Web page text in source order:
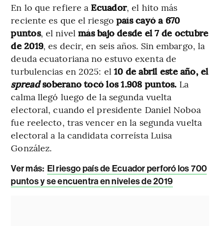
En lo que refiere a Ecuador, el hito más
reciente es que el riesgo país cayó a 670
puntos, el nivel más bajo desde el 7 de octubre
de 2019, es decir, en seis años. Sin embargo, la
deuda ecuatoriana no estuvo exenta de
turbulencias en 2025: el 10 de abril este año, el
spreadsoberano tocó los 1.908 puntos. La
calma llegó luego de la segunda vuelta
electoral, cuando el presidente Daniel Noboa
fue reelecto, tras vencer en la segunda vuelta
electoral a la candidata correísta Luisa
González.
Ver más: El riesgo país de Ecuador perforó los 700
puntos y se encuentra en niveles de 2019